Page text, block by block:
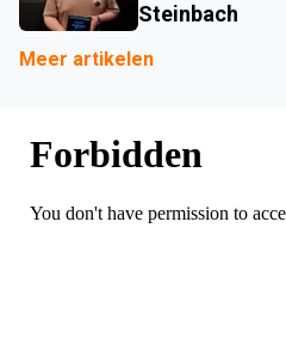
Steinbach
Meer artikelen